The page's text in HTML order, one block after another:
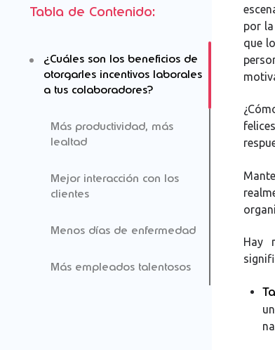
Tabla de Contenido:
¿Cuáles son los beneficios de
otorgarles incentivos laborales
a tus colaboradores?
Más productividad, más
lealtad
Mejor interacción con los
clientes
Menos días de enfermedad
Más empleados talentosos
por
que
Hay